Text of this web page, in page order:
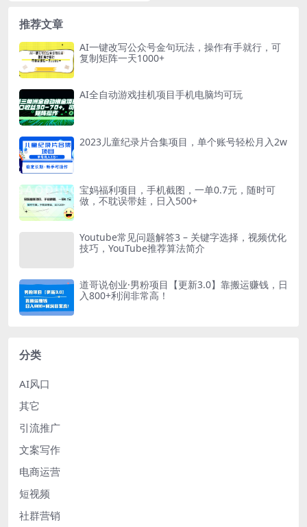
推荐文章
AI一键改写公众号金句玩法，操作有手就行，可
复制矩阵一天1000+
AI全自动游戏挂机项目手机电脑均可玩
2023儿童纪录片合集项目，单个账号轻松月入2w
宝妈福利项目，手机截图，一单0.7元，随时可
做，不耽误带娃，日入500+
Youtube常见问题解答3 – 关键字选择，视频优化
技巧，YouTube推荐算法简介
道哥说创业·男粉项目【更新3.0】靠搬运赚钱，日
入800+利润非常高！
分类
AI风口
其它
引流推广
文案写作
电商运营
短视频
社群营销